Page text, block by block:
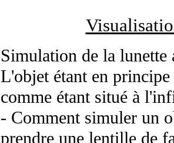
Simulation de la
L'objet étant en
comme étant situé à
- Comment simuler un
prendre une lentille de